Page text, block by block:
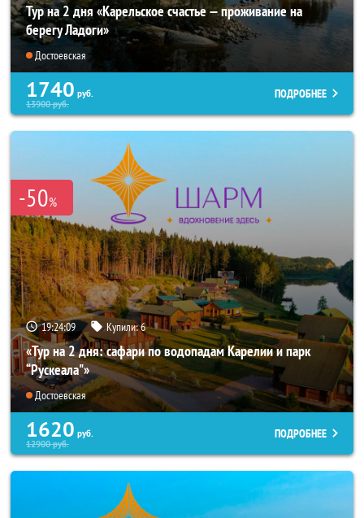
Тур на 2 дня «Карельское счастье — проживание на
берегу Ладоги»
Достоевская
1740 руб.
13900руб.
ПОДРОБНЕЕ
-50%
19:24:07 Купили:6
«Тур на 2 дня: сафари по водопадам Карелии и парк
“Рускеала"»
Достоевская
1620 руб.
12900руб.
ПОДРОБНЕЕ